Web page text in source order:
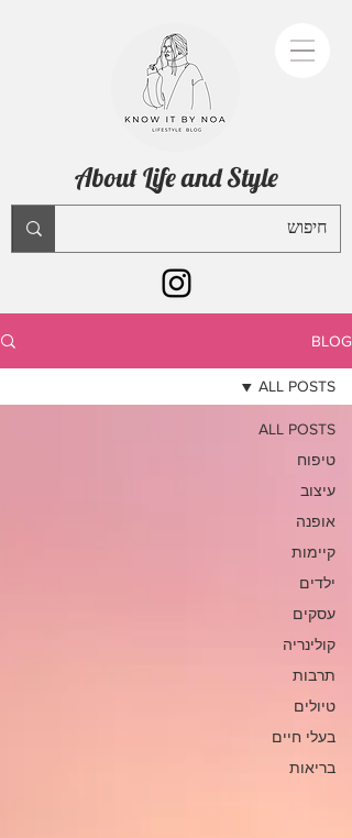
About Life and Style
BLOG
ALL POSTS
טיפוח
עיצוב
אופנה
קיימות
ילדים
עסקים
קולינריה
תרבות
טיולים
בעלי חיים
בריאות
ALL POSTS